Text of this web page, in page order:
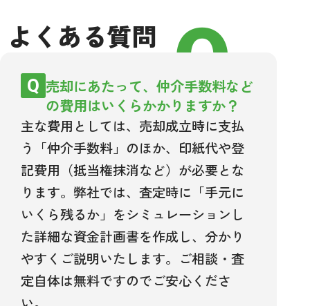
よくある質問
FAQ
売却にあたって、仲介手数料など
の費用はいくらかかりますか？
主な費用としては、売却成立時に支払
う「仲介手数料」のほか、印紙代や登
記費用（抵当権抹消など）が必要とな
ります。弊社では、査定時に「手元に
いくら残るか」をシミュレーションし
た詳細な資金計画書を作成し、分かり
やすくご説明いたします。ご相談・査
定自体は無料ですのでご安心くださ